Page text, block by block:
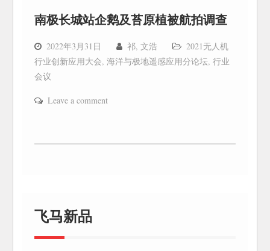
南极长城站企鹅及苔原植被航拍调查
2022年3月31日 祁, 文浩
2021无人机
行业创新应用大会,海洋与极地遥感应用分论坛,行业
会议
Leave a comment
飞马新品